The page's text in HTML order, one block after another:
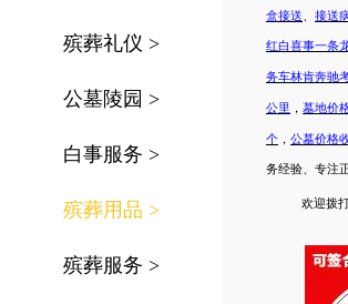
殡葬礼仪 >
公墓陵园 >
白事服务 >
殡葬用品 >
殡葬服务 >
盒接送 接送
红白喜事一条
务车林肯奔驰
公里 ，墓地价
个 ， 公墓价格
务经验、专注
欢迎拨